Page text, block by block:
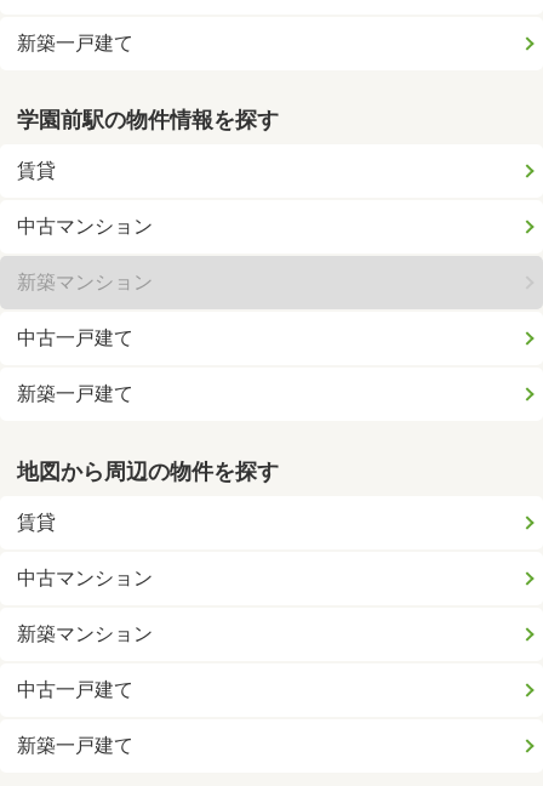
新築一戸建て
学園前駅の物件情報を探す
賃貸
中古マンション
新築マンション
中古一戸建て
新築一戸建て
地図から周辺の物件を探す
賃貸
中古マンション
新築マンション
中古一戸建て
新築一戸建て